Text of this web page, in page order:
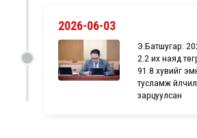
2026-06-03
Э.Батшугар:
2.2 их наяд
91.8 хувийг
тусламж
зарцуулсан